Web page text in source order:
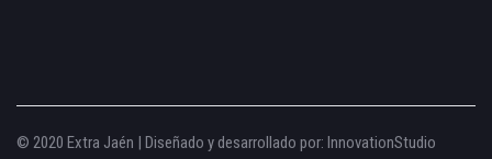
© 2020 Extra Jaén | Diseñado y desarrollado por: InnovationStudio